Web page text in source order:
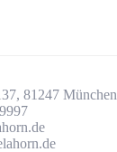
81247 München